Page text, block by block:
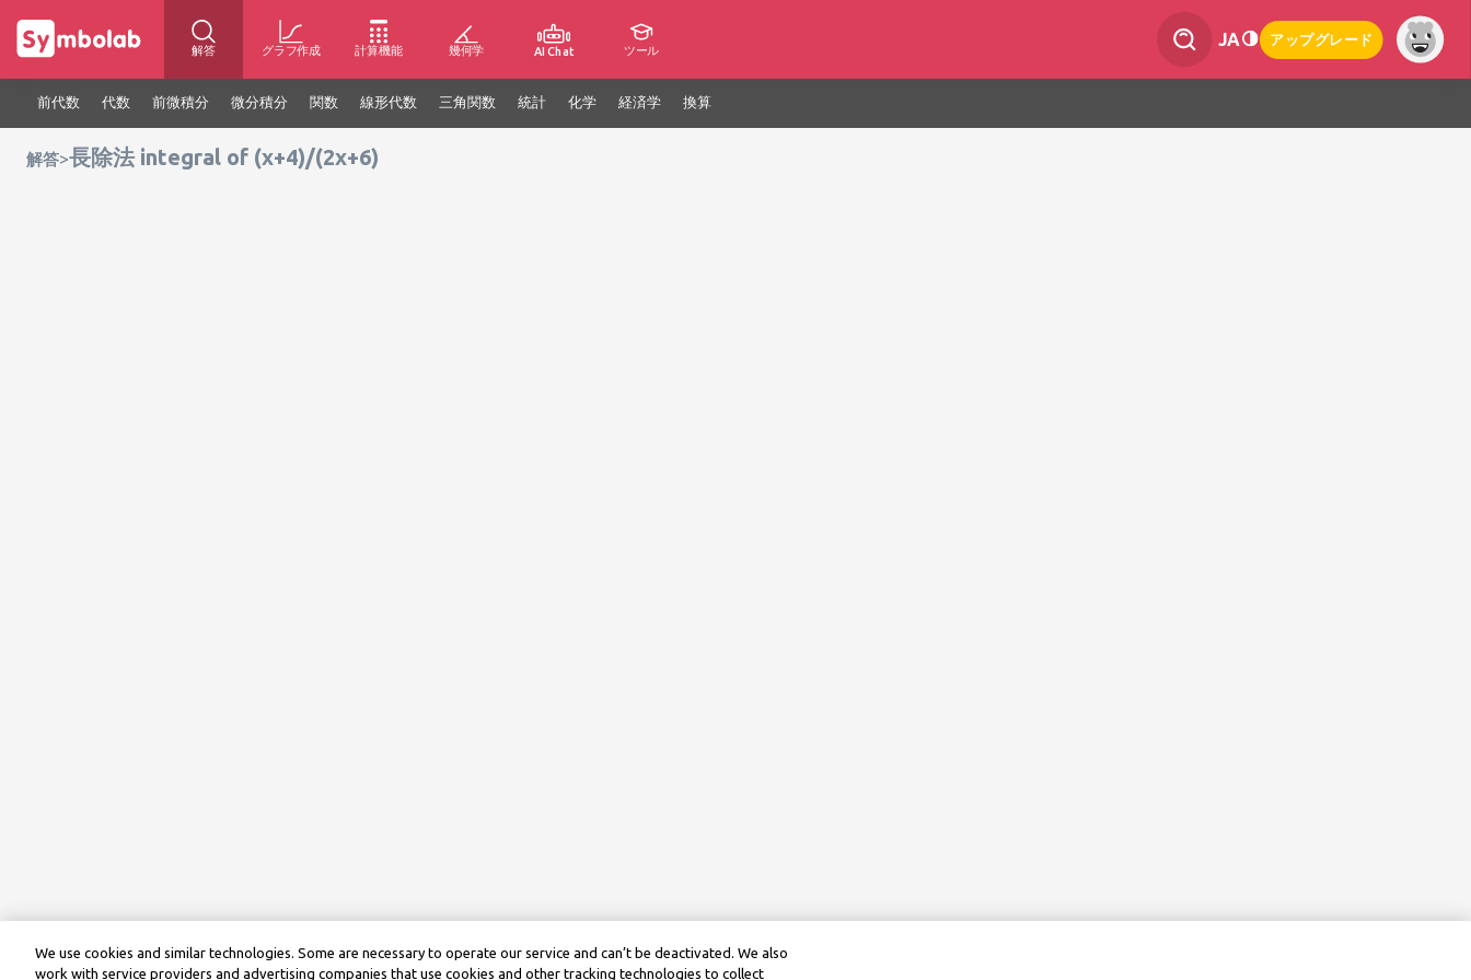
解答 グラフ作成 計算機能 幾何学 AI Chat ツール
JA アップグレード
前代数 代数 前微積分 微分積分 関数 線形代数 三角関数 統計 化学 経済学 換算
解答>長除法 integral of (x+4)/(2x+6)
We use cookies and similar technologies. Some are necessary to operate our service and can’t be deactivated. We also
work with service providers and advertising companies that use cookies and other tracking technologies to collect